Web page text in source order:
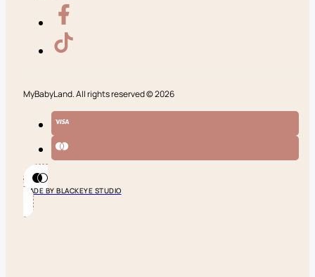
MyBabyLand. All rights reserved © 2026
MADE BY BLACKEYE STUDIO